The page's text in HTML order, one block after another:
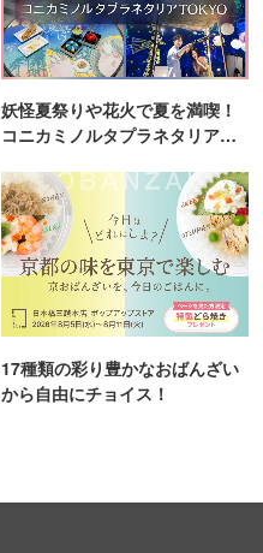
妖怪夏祭りや花火で夏を満喫！
コニカミノルタプラネタリア
17種類の彩り豊かなおばんざい
から自由にチョイス！